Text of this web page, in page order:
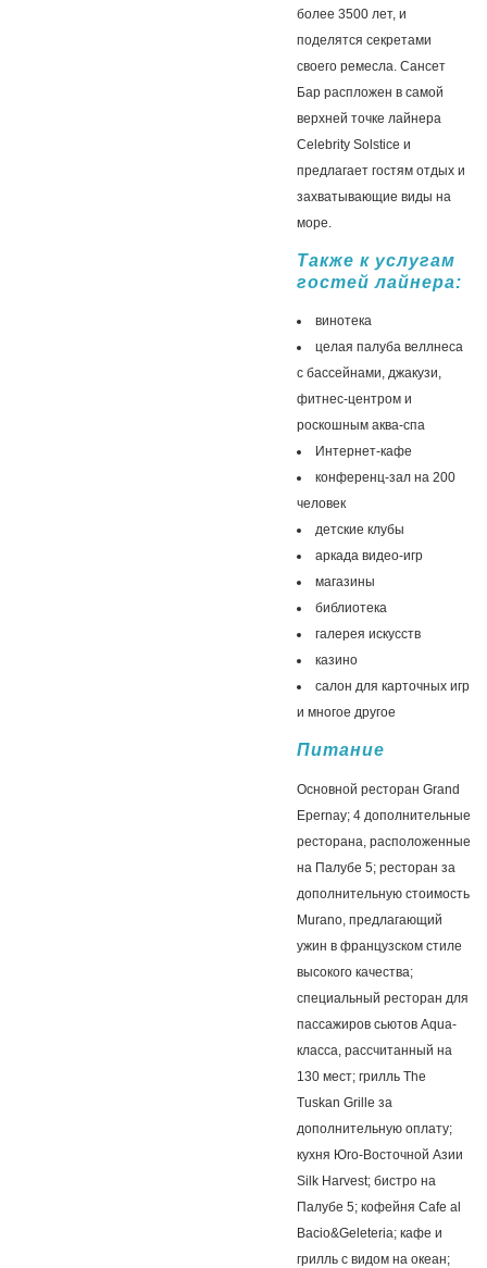
более 3500 лет, и
поделятся секретами
своего ремесла. Сансет
Бар распложен в самой
верхней точке лайнера
Celebrity Solstice и
предлагает гостям отдых и
захватывающие виды на
море.
Также к услугам
гостей лайнера:
винотека
целая палуба веллнеса
с бассейнами, джакузи,
фитнес-центром и
роскошным аква-спа
Интернет-кафе
конференц-зал на 200
человек
детские клубы
аркада видео-игр
магазины
библиотека
галерея искусств
казино
салон для карточных игр
и многое другое
Питание
Основной ресторан Grand
Epernay; 4 дополнительные
ресторана, расположенные
на Палубе 5; ресторан за
дополнительную стоимость
Murano, предлагающий
ужин в французском стиле
высокого качества;
специальный ресторан для
пассажиров сьютов Aqua-
класса, рассчитанный на
130 мест; грилль The
Tuskan Grille за
дополнительную оплату;
кухня Юго-Восточной Азии
Silk Harvest; бистро на
Палубе 5; кофейня Cafe al
Bacio&Geleteria; кафе и
грилль с видом на океан;